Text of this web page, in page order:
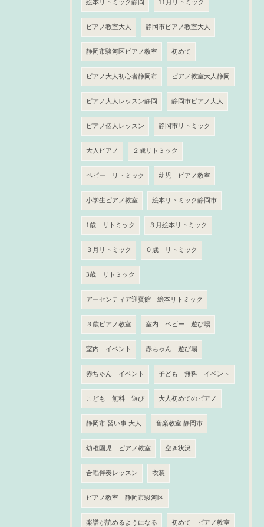
絵本リトミック静岡 11月リトミック
ピアノ教室大人 静岡市ピアノ教室大人
静岡市駿河区ピアノ教室 初めて
ピアノ大人初心者静岡市 ピアノ教室大人静岡
ピアノ大人レッスン静岡 静岡市ピアノ大人
ピアノ個人レッスン 静岡市リトミック
大人ピアノ ２歳リトミック
ベビー リトミック 幼児 ピアノ教室
小学生ピアノ教室 絵本リトミック静岡市
1歳 リトミック ３月絵本リトミック
３月リトミック ０歳 リトミック
3歳 リトミック
アーセンティア迎賓館 絵本リトミック
３歳ピアノ教室 室内 ベビー 遊び場
室内 イベント 赤ちゃん 遊び場
赤ちゃん イベント 子ども 無料 イベント
こども 無料 遊び 大人初めてのピアノ
静岡市 習い事 大人 音楽教室 静岡市
幼稚園児 ピアノ教室 空き状況
合唱伴奏レッスン 衣装
ピアノ教室 静岡市駿河区
楽譜が読めるようになる 初めて ピアノ教室